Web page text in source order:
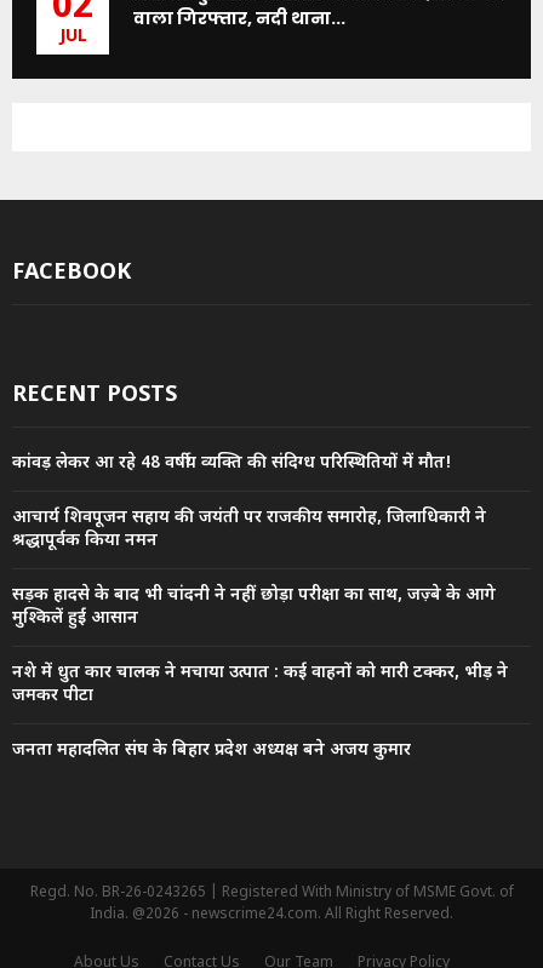
JUL
वाला गिरफ्तार, नदी थाना...
FACEBOOK
RECENT POSTS
कांवड़ लेकर आ रहे 48 वर्षीय व्यक्ति की संदिग्ध परिस्थितियों में मौत!
आचार्य शिवपूजन सहाय की जयंती पर राजकीय समारोह, जिलाधिकारी ने
श्रद्धापूर्वक किया नमन
सड़क हादसे के बाद भी चांदनी ने नहीं छोड़ा परीक्षा का साथ, जज़्बे के आगे
मुश्किलें हुईं आसान
नशे में धुत कार चालक ने मचाया उत्पात : कई वाहनों को मारी टक्कर, भीड़ ने
जमकर पीटा
जनता महादलित संघ के बिहार प्रदेश अध्यक्ष बने अजय कुमार
Regd. No. BR-26-0243265 | Registered With Ministry of MSME Govt. of
India. @2026 - newscrime24.com. All Right Reserved.
About Us Contact Us Our Team Privacy Policy